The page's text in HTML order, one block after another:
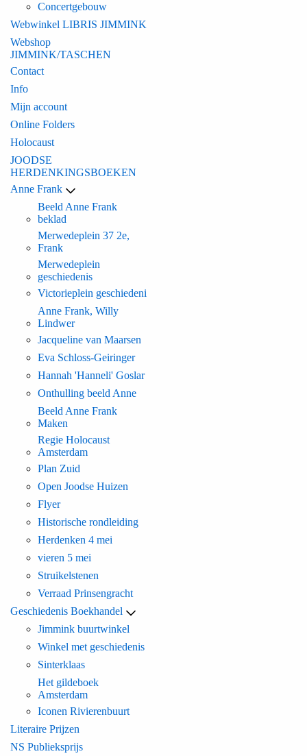
Concertgebouw
Webwinkel LIBRIS JIMMINK
Webshop
JIMMINK/TASCHEN
Contact
Info
Mijn account
Online Folders
Holocaust
JOODSE
HERDENKINGSBOEKEN
Anne Frank
Beeld Anne Frank
beklad
Merwedeplein 37 2e,
Frank
Merwedeplein
geschiedenis
Victorieplein geschiedeni
Anne Frank, Willy
Lindwer
Jacqueline van Maarsen
Eva Schloss-Geiringer
Hannah 'Hanneli' Goslar
Onthulling beeld Anne
Beeld Anne Frank
Maken
Regie Holocaust
Amsterdam
Plan Zuid
Open Joodse Huizen
Flyer
Historische rondleiding
Herdenken 4 mei
vieren 5 mei
Struikelstenen
Verraad Prinsengracht
Geschiedenis Boekhandel
Jimmink buurtwinkel
Winkel met geschiedenis
Sinterklaas
Het gildeboek
Amsterdam
Iconen Rivierenbuurt
Literaire Prijzen
NS Publieksprijs